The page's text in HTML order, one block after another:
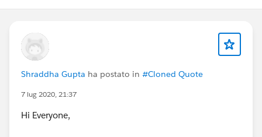
Shraddha Gupta ha postato in #Cloned Quote
7 lug 2020, 21:37
Hi Everyone,